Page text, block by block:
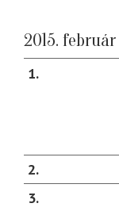
2015. február
1
2
3